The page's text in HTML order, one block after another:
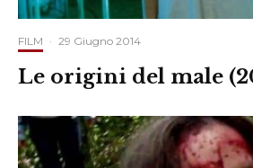
FILM · 29 Giugno 2014
Le origini del male